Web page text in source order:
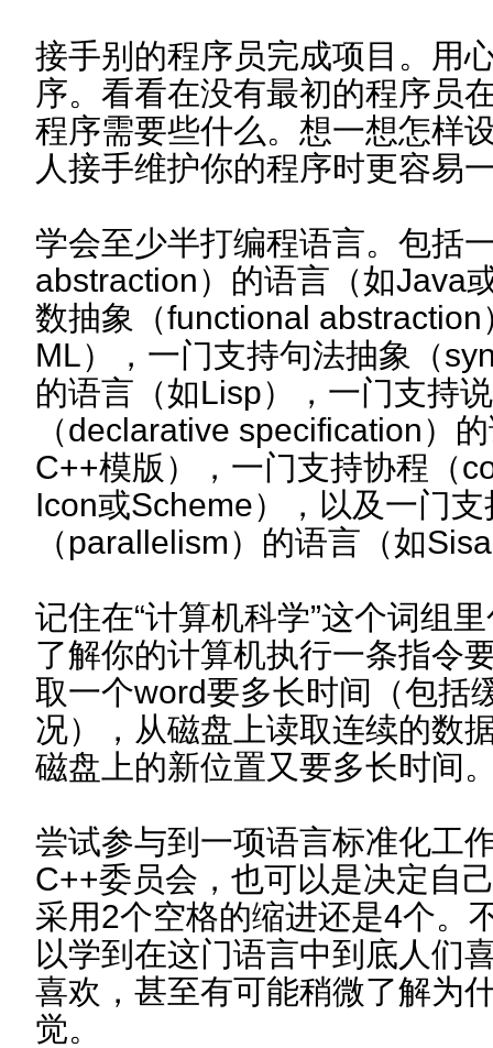
接手别的程序员完成项目。用
序。看看在没有最初的程序员
程序需要些什么。想一想怎样
人接手维护你的程序时更容易
学会至少半打编程语言。包括
abstraction）的语言（如Java
数抽象（functional
ML），一门支持句法抽象（
的语言（如Lisp），一门支持
（declarative specification）
C++模版），一门支持协程（
Icon或Scheme），以及一门
（parallelism）的语言（如
记住在“计算机科学”这个词组
了解你的计算机执行一条指令
取一个word要多长时间（包括
况），从磁盘上读取连续的数
磁盘上的新位置又要多长时间
尝试参与到一项语言标准化工
C++委员会，也可以是决定自
采用2个空格的缩进还是4个。
以学到在这门语言中到底人们
喜欢，甚至有可能稍微了解为
觉。